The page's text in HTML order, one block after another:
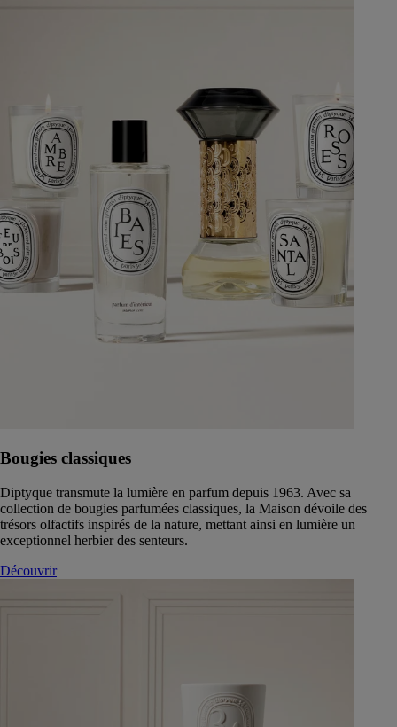
Bougies classiques
Diptyque transmute la lumière en parfum depuis 1963. Avec sa
collection de bougies parfumées classiques, la Maison dévoile des
trésors olfactifs inspirés de la nature, mettant ainsi en lumière un
exceptionnel herbier des senteurs.
Découvrir